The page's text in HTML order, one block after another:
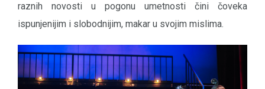
raznih novosti u pogonu umetnosti čini čoveka
ispunjenijim i slobodnijim, makar u svojim mislima.